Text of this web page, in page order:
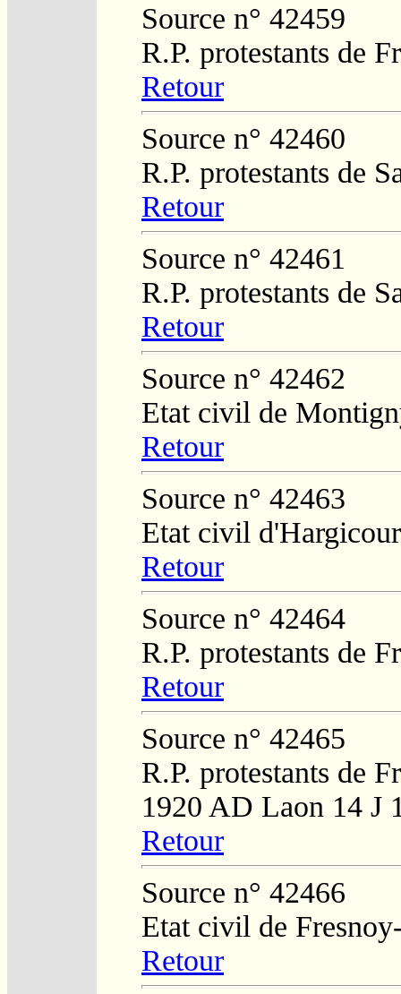
Source n° 42459
R.P. protestants de
Retour
Source n° 42460
R.P. protestants de
Retour
Source n° 42461
R.P. protestants de
Retour
Source n° 42462
Etat civil de
Retour
Source n° 42463
Etat civil
Retour
Source n° 42464
R.P. protestants de
Retour
Source n° 42465
R.P. protestants de
1920 AD Laon 14 J
Retour
Source n° 42466
Etat civil de
Retour